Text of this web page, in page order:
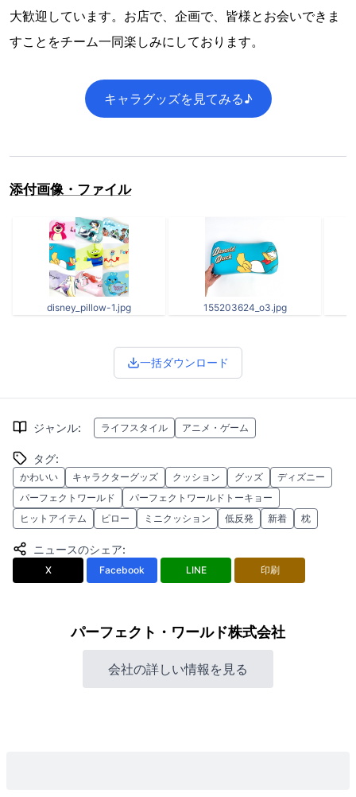
大歓迎しています。お店で、企画で、皆様とお会いできま
すことをチーム一同楽しみにしております。
キャラグッズを見てみる♪
添付画像・ファイル
disney_pillow-1.jpg 155203624_o3.jpg
一括ダウンロード
ジャンル: ライフスタイル アニメ・ゲーム
タグ:
かわいい キャラクターグッズ クッション グッズ
ディズニー
パーフェクトワールド
パーフェクトワールドトーキョー
ヒットアイテム
ピロー ミニクッション 低反発 新着 枕
ニュースのシェア:
X Facebook LINE 印刷
パーフェクト・ワールド株式会社
会社の詳しい情報を見る